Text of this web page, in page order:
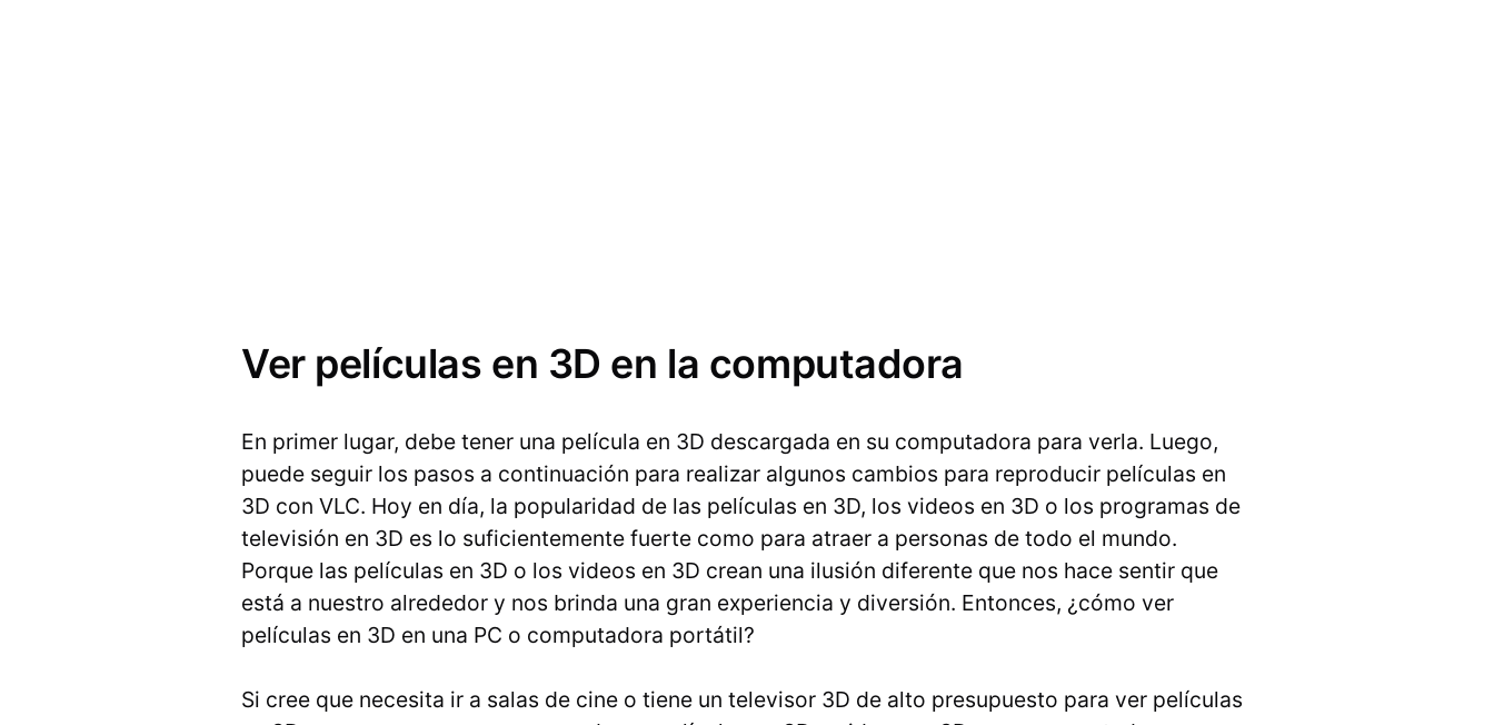
Ver películas en 3D en la computadora
En primer lugar, debe tener una película en 3D descargada en su computadora para verla. Luego,
puede seguir los pasos a continuación para realizar algunos cambios para reproducir películas en
3D con VLC. Hoy en día, la popularidad de las películas en 3D, los videos en 3D o los programas de
televisión en 3D es lo suficientemente fuerte como para atraer a personas de todo el mundo.
Porque las películas en 3D o los videos en 3D crean una ilusión diferente que nos hace sentir que
está a nuestro alrededor y nos brinda una gran experiencia y diversión. Entonces, ¿cómo ver
películas en 3D en una PC o computadora portátil?
Si cree que necesita ir a salas de cine o tiene un televisor 3D de alto presupuesto para ver películas